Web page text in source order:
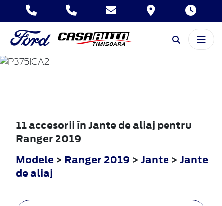
RANGER
11 accesorii în Jante de aliaj pentru
Ranger 2019
Modele > Ranger 2019 > Jante > Jante
de aliaj